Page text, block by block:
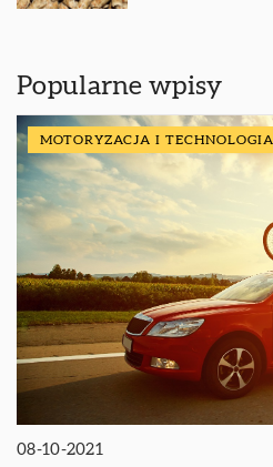
Popularne wpisy
MOTORYZACJA I TECHNOLOGIA
08-10-2021